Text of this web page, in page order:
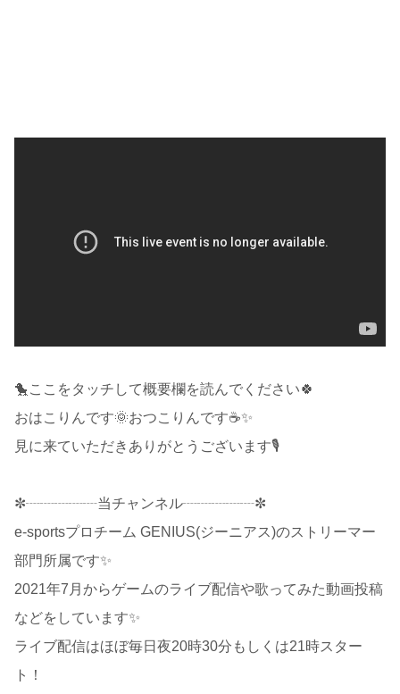
🐤ここをタッチして概要欄を読んでください🍀
おはこりんです🌞おつこりんです☕✨
見に来ていただきありがとうございます🎙
✼┈┈┈┈┈当チャンネル┈┈┈┈┈✼
e-sportsプロチーム GENIUS(ジーニアス)のストリーマー
部門所属です✨
2021年7月からゲームのライブ配信や歌ってみた動画投稿
などをしています✨
ライブ配信はほぼ毎日夜20時30分もしくは21時スター
ト！